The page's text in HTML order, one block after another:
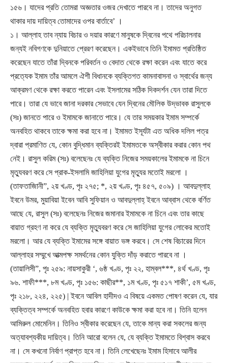
১৫৬। যাদের প্রতি তোমরা অজ্ঞতার ওজর দেখাতে পারবে না। তাদের অনুগত
থাকার দায় দায়িত্ব তোমাদের ওপর বার্তাবে’ ।
১। আল্লাহ তাব ন্যায় বিচার ও দয়ার কারণে মানুষকে দ্বিনের পথে পরিচালনার
জন্যই নবিগণকে দুনিয়াতে প্রেরণ করেছেন। একইভাবে তিনি ইমামত প্রতিষ্ঠিত
করেছেন যাতে তাঁরা দ্বিনকে পরিবর্তন ও বেদাত থেকে রক্ষা করেন এবং যাতে করে
প্রত্যেক ইমাম তাঁর আমলে ঐশী বিধানকে ব্যক্তিগত কামনাবাসনা ও স্বার্থের জন্য
আক্রমণ থেকে রক্ষা করতে পারেন এবং ইসলামের সঠিক দিকদর্শন যেন তারা দিতে
পারে। তারা যে ভাবে জানা দরকার সেভাবে যেন দ্বিনের মৌলিক উদ্ভাবক রাসুলকে
(সঃ) জানতে পারে ও ইমামকে জানাতে পারে। যে তার সময়কার ইমাম সম্পর্কে
অনবহিত থাকবে তাকে ক্ষমা করা হবে না। ইমামত ইসূৰ্যটা এত অধিক দলিল পত্র
দ্বারা প্রমাণিত যে, কোন বুদ্ধিমান ব্যক্তিরই ইমামতকে অস্বীকার করার কোন পথ
নেই। রাসুল করিম (সঃ) বলেছেনঃ যে ব্যক্তি নিজের সময়কালের ইমামকে না চিনে
মৃত্যুবরণ করে সে প্রাক-ইসলামি জাহিলিয়া যুগের মৃত্যুর মতোই মরলো ।
(তাফতাজিানী”, ২য় খণ্ড, পৃঃ ২৭৫; *, ২য় খণ্ড, পৃঃ ৪৫৭, ৫০৯) । আবদুল্লাহ
ইবনে উমর, মুয়াবিয়া ইবেন আবি সুফিয়ান ও আবদুল্লাহ্ ইবনে আব্বাস থেকে বর্ণিত
আছে যে, রাসুল (সঃ) বলেছেনঃ নিজের জমানার ইমামকে না চিনে এবং তার কাছে
বায়াত গ্রহণ না করে যে ব্যক্তি মৃত্যুবরণ করে সে জাহিলিয়া যুগের লোকের মতোই
মরলো। আর যে ব্যক্তি ইমামের সঙ্গে বায়াত ভঙ্গ করবে। সে শেষ বিচারের দিনে
আল্লাহর সম্মুখে আত্মপক্ষ সমর্থনের কোন যুক্তি দাঁড় করাতে পারবে না ।
(তায়ালিসী”, পৃঃ ২৫৯: নায়সাকুরী ‘, ৬ষ্ঠ খণ্ড, পৃঃ ২২, হাম্বল***, ৪র্থ খণ্ড, পৃঃ
৯৬. শাফী***, ৮ম খণ্ড, পৃঃ ১৫৬: কাছীর**, ১ম খণ্ড, পৃঃ ৫১৭ শাকী’, ৫ম খণ্ড,
পৃঃ ২১৮, ২২৪, ২২৫) | ইবনে আবিল হাদীদও এ বিষয়ে একমত পোষণ করেন যে, যার
ব্যক্তিত্ব সম্পর্কে অনবহিত হবার কারণে কাউকে ক্ষমা করা হবে না। তিনি হলেন
আমিরুল মোমেনিন। তিনিও স্বীকার করেছেন যে, তাকে মান্য করা সকলের জন্য
অত্যাবশ্যকীয় দায়িত্ব। তিনি আরো বলেন যে, যে ব্যক্তি ইমামতে বিশ্বাস করবে
না। সে কখনো নির্বাণ প্রাপ্ত হবে না। তিনি লেখেছেনঃ ইমাম হিসাবে আলীর